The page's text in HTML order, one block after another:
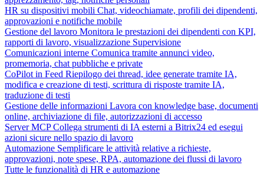
HR su dispositivi mobili Chat, videochiamate, profili dei dipendenti,
approvazioni e notifiche mobile
Gestione del lavoro Monitora le prestazioni dei dipendenti con KPI,
rapporti di lavoro, visualizzazione Supervisione
Comunicazioni interne Comunica tramite annunci video,
promemoria, chat pubbliche e private
CoPilot in Feed Riepilogo dei thread, idee generate tramite IA,
modifica e creazione di testi, scrittura di risposte tramite IA,
traduzione di testi
Gestione delle informazioni Lavora con knowledge base, documenti
online, archiviazione di file, autorizzazioni di accesso
Server MCP Collega strumenti di IA esterni a Bitrix24 ed esegui
azioni sicure nello spazio di lavoro
Automazione Semplificare le attività relative a richieste,
approvazioni, note spese, RPA, automazione dei flussi di lavoro
Tutte le funzionalità di HR e automazione